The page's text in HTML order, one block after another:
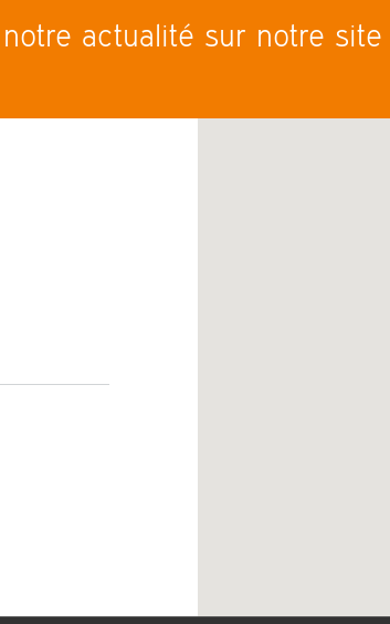
actualité sur notre